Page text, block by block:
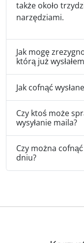
także około
narzędziami.
Jak mogę
którą już
Jak cofnąć
Czy ktoś może
wysyłanie maila?
Czy można
dniu?